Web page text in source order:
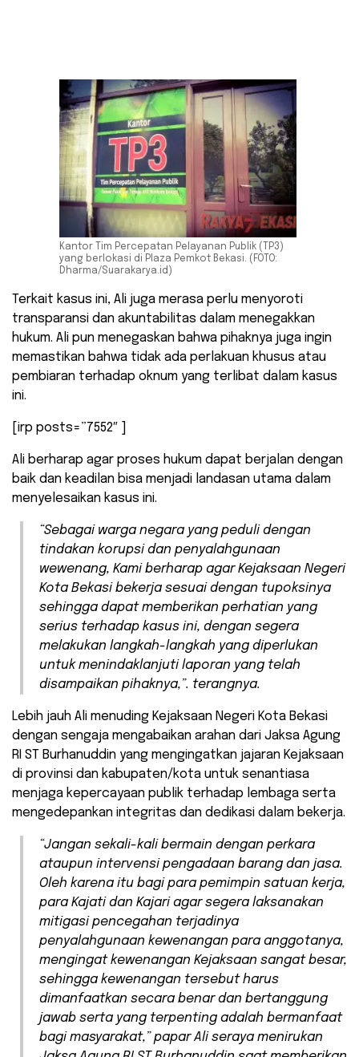
Kantor Tim Percepatan Pelayanan Publik (TP3)
yang berlokasi di Plaza Pemkot Bekasi. (FOTO:
Dharma/Suarakarya.id)
Terkait kasus ini, Ali juga merasa perlu menyoroti
transparansi dan akuntabilitas dalam menegakkan
hukum. Ali pun menegaskan bahwa pihaknya juga ingin
memastikan bahwa tidak ada perlakuan khusus atau
pembiaran terhadap oknum yang terlibat dalam kasus
ini.
[irp posts=”7552″ ]
Ali berharap agar proses hukum dapat berjalan dengan
baik dan keadilan bisa menjadi landasan utama dalam
menyelesaikan kasus ini.
“Sebagai warga negara yang peduli dengan
tindakan korupsi dan penyalahgunaan
wewenang, Kami berharap agar Kejaksaan Negeri
Kota Bekasi bekerja sesuai dengan tupoksinya
sehingga dapat memberikan perhatian yang
serius terhadap kasus ini, dengan segera
melakukan langkah-langkah yang diperlukan
untuk menindaklanjuti laporan yang telah
disampaikan pihaknya,”. terangnya.
Lebih jauh Ali menuding Kejaksaan Negeri Kota Bekasi
dengan sengaja mengabaikan arahan dari Jaksa Agung
RI ST Burhanuddin yang mengingatkan jajaran Kejaksaan
di provinsi dan kabupaten/kota untuk senantiasa
menjaga kepercayaan publik terhadap lembaga serta
mengedepankan integritas dan dedikasi dalam bekerja.
“Jangan sekali-kali bermain dengan perkara
ataupun intervensi pengadaan barang dan jasa.
Oleh karena itu bagi para pemimpin satuan kerja,
para Kajati dan Kajari agar segera laksanakan
mitigasi pencegahan terjadinya
penyalahgunaan kewenangan para anggotanya,
mengingat kewenangan Kejaksaan sangat besar,
sehingga kewenangan tersebut harus
dimanfaatkan secara benar dan bertanggung
jawab serta yang terpenting adalah bermanfaat
bagi masyarakat,” papar Ali seraya menirukan